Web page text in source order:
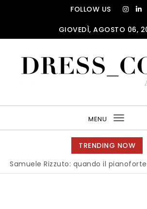
FOLLOW US
GIOVEDÌ, AGOSTO 06,
MENU
Toggle
TRENDING NOW
Rizzuto: quando il pianoforte